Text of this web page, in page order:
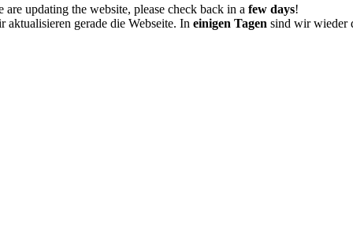
are updating the website, please check back in a few days!
aktualisieren gerade die Webseite. In einigen Tagen sind wir wieder